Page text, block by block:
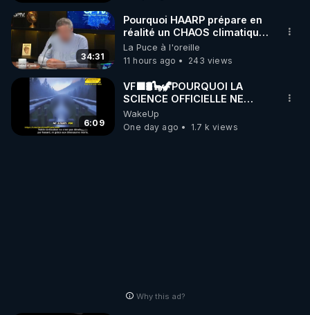
34:31
Pourquoi HAARP prépare en
réalité un CHAOS climatique,
on répond
La Puce à l'oreille
11 hours ago
243 views
6:09
VF🟩🛢🦕🦖POURQUOI LA
SCIENCE OFFICIELLE NE
CONNAÎT-ELLE PAS LA VRAIE
ORIGINE DU PÉTROL -
Jocelyne Tr
WakeUp
One day ago
1.7 k views
Why this ad?